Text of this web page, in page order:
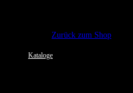
Zurück zum Shop
Kataloge